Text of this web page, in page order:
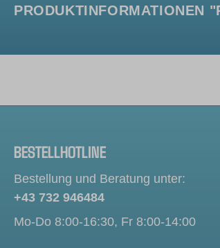
PRODUKTINFORMATIONEN
BESTELLHOTLINE
Bestellung und Beratung unter:
+43 732 946484
Mo-Do 8:00-16:30, Fr 8:00-14:00